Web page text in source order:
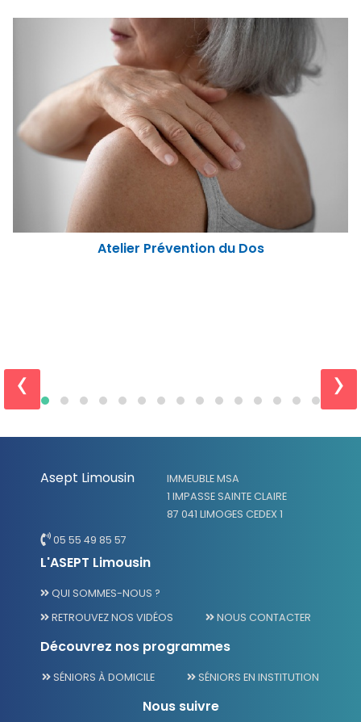
Atelier Prévention du Dos
‹ ›
Asept Limousin
IMMEUBLE MSA
1 IMPASSE SAINTE CLAIRE
87 041 LIMOGES CEDEX 1
05 55 49 85 57
L'ASEPT Limousin
QUI SOMMES-NOUS ?
RETROUVEZ NOS VIDÉOS
NOUS CONTACTER
Découvrez nos programmes
SÉNIORS À DOMICILE SÉNIORS EN INSTITUTION
Nous suivre